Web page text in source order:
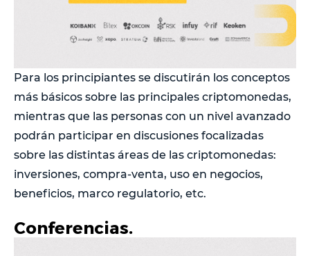
Para los principiantes se discutirán los conceptos
más básicos sobre las principales criptomonedas,
mientras que las personas con un nivel avanzado
podrán participar en discusiones focalizadas
sobre las distintas áreas de las criptomonedas:
inversiones, compra-venta, uso en negocios,
beneficios, marco regulatorio, etc.
Conferencias.